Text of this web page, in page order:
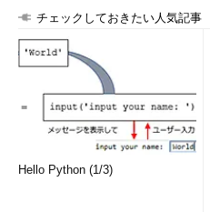
チェックしておきたい人気記事
Hello Python (1/3)